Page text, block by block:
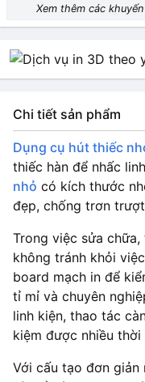
Xem thêm các
Chi tiết sản phẩm
Dụng cụ hút thiếc
thiếc hàn để nhấc
nhỏ có kích thước
đẹp, chống trơn
Trong việc sửa
không tránh khỏi
board mạch in để
tỉ mỉ và chuyên
linh kiện, thao tác
kiệm được nhiều thời
Với cấu tạo đơn giản